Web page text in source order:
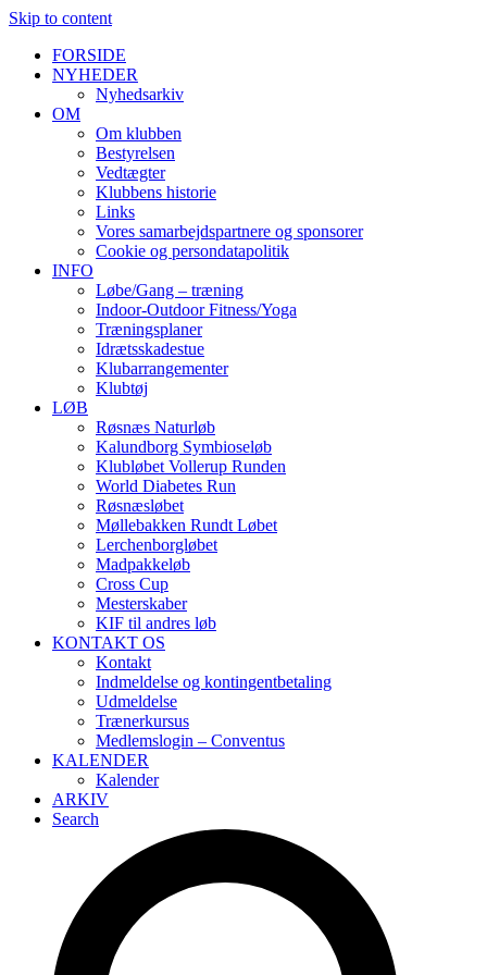
Skip to content
FORSIDE
NYHEDER
Nyhedsarkiv
OM
Om klubben
Bestyrelsen
Vedtægter
Klubbens historie
Links
Vores samarbejdspartnere og sponsorer
Cookie og persondatapolitik
INFO
Løbe/Gang – træning
Indoor-Outdoor Fitness/Yoga
Træningsplaner
Idrætsskadestue
Klubarrangementer
Klubtøj
LØB
Røsnæs Naturløb
Kalundborg Symbioseløb
Klubløbet Vollerup Runden
World Diabetes Run
Røsnæsløbet
Møllebakken Rundt Løbet
Lerchenborgløbet
Madpakkeløb
Cross Cup
Mesterskaber
KIF til andres løb
KONTAKT OS
Kontakt
Indmeldelse og kontingentbetaling
Udmeldelse
Trænerkursus
Medlemslogin – Conventus
KALENDER
Kalender
ARKIV
Search